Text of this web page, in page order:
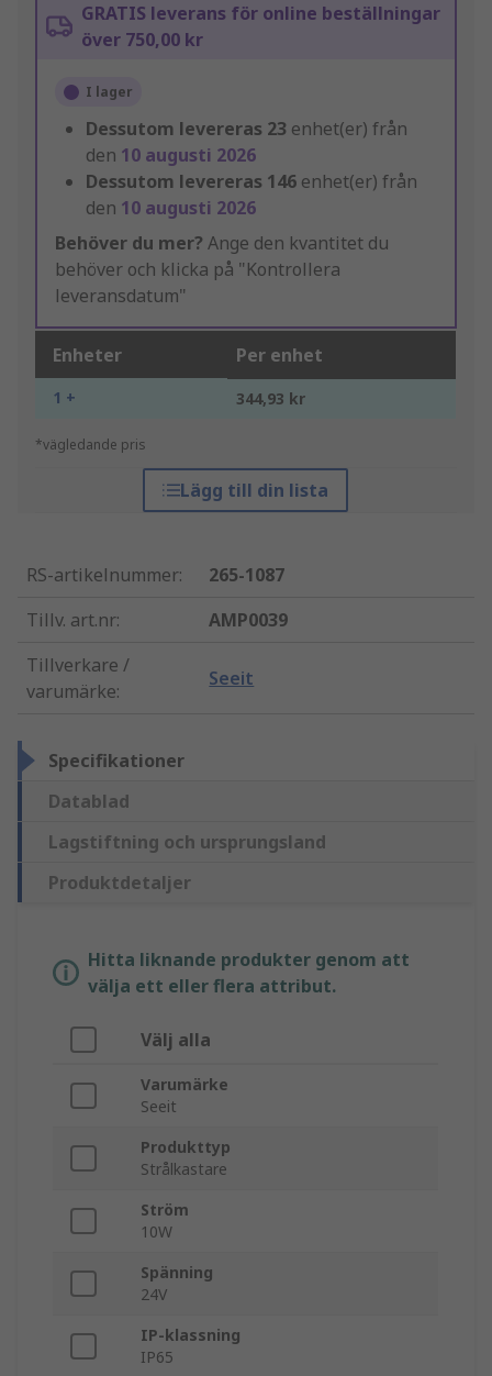
GRATIS leverans för online beställningar
över 750,00 kr
I lager
Dessutom levereras 23 enhet(er) från
den 10 augusti 2026
Dessutom levereras 146 enhet(er) från
den 10 augusti 2026
Behöver du mer? Ange den kvantitet du
behöver och klicka på "Kontrollera
leveransdatum"
Enheter Per enhet
1 + 344,93 kr
*vägledande pris
Lägg till din lista
RS-artikelnummer:
265-1087
Tillv. art.nr:
AMP0039
Tillverkare /
varumärke:
Seeit
Specifikationer
Datablad
Lagstiftning och ursprungsland
Produktdetaljer
Hitta liknande produkter genom att
välja ett eller flera attribut.
Välj alla
Varumärke
Seeit
Produkttyp
Strålkastare
Ström
10W
Spänning
24V
IP-klassning
IP65